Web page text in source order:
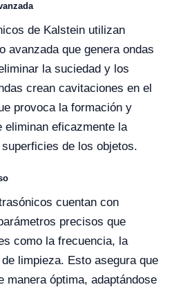
de Kalstein utilizan
avanzada que genera ondas
la suciedad y los
crean cavitaciones en el
provoca la formación y
eliminan eficazmente la
de los objetos.
cuentan con
precisos que
como la frecuencia, la
limpieza. Esto asegura que
manera óptima, adaptándose